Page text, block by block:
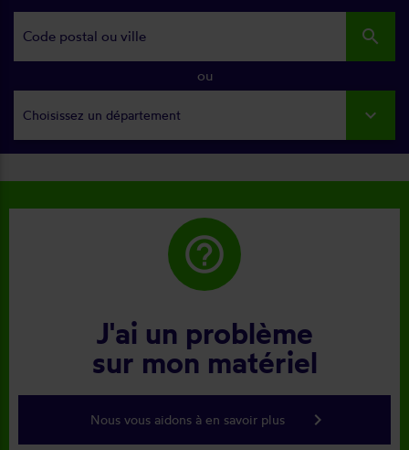
search
ou
Choisissez un département
help_outline
J'ai un problème
sur mon matériel
Nous vous aidons à en savoir plus keyboard_arrow_right